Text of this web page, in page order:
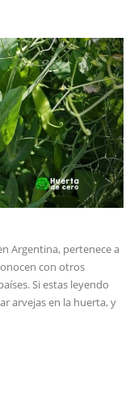
Argentina, pertenece a
con otros
Si estas leyendo
arvejas en la huerta, y